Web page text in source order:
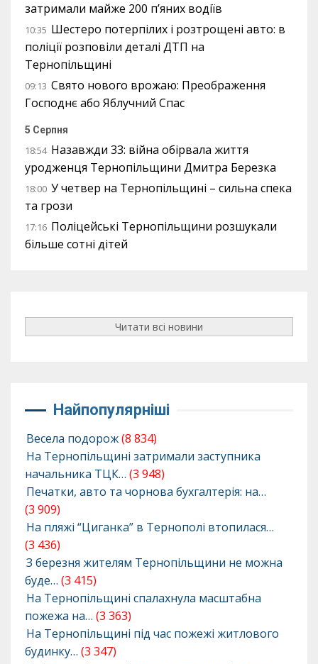
затримали майже 200 п’яних водіїв
10:35 Шестеро потерпілих і розтрощені авто: в
поліції розповіли деталі ДТП на
Тернопільщині
09:13 Свято нового врожаю: Преображення
Господнє або Яблучний Спас
5 Серпня
18:54 Назавжди 33: війна обірвала життя
уродженця Тернопільщини Дмитра Березка
18:00 У четвер на Тернопільщині – сильна спека
та грози
17:16 Поліцейські Тернопільщини розшукали
більше сотні дітей
Читати всі новини
Найпопулярніші
Весела подорож(8 834)
На Тернопільщині затримали заступника
начальника ТЦК… (3 948)
Печатки, авто та чорнова бухгалтерія: на…
(3 909)
На пляжі “Циганка” в Тернополі втопилася…
(3 436)
З березня жителям Тернопільщини не можна
буде… (3 415)
На Тернопільщині спалахнула масштабна
пожежа на… (3 363)
На Тернопільщині під час пожежі житлового
будинку… (3 347)